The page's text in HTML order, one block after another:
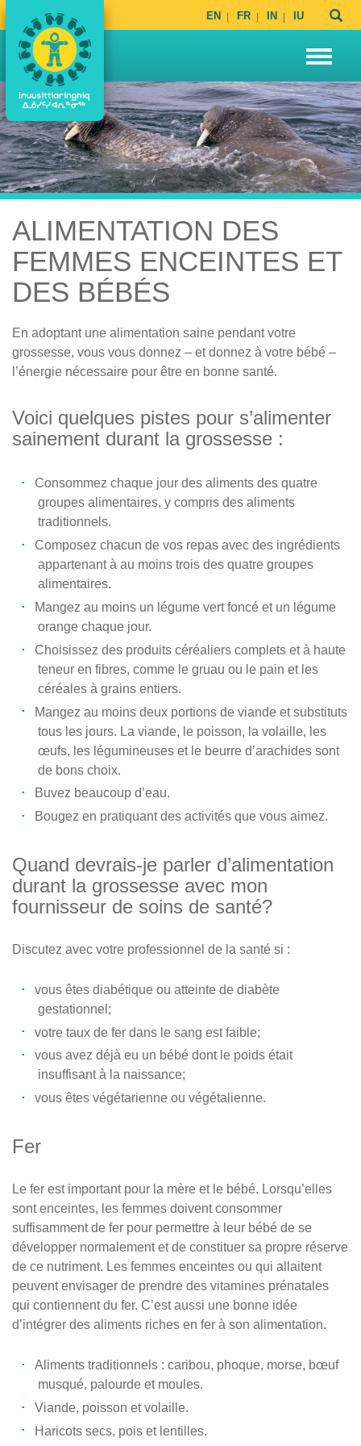
EN FR IN IU
ALIMENTATION DES
FEMMES ENCEINTES ET
DES BÉBÉS
En adoptant une alimentation saine pendant votre
grossesse, vous vous donnez – et donnez à votre bébé –
l’énergie nécessaire pour être en bonne santé.
Voici quelques pistes pour s’alimenter
sainement durant la grossesse :
Consommez chaque jour des aliments des quatre
groupes alimentaires, y compris des aliments
traditionnels.
Composez chacun de vos repas avec des ingrédients
appartenant à au moins trois des quatre groupes
alimentaires.
Mangez au moins un légume vert foncé et un légume
orange chaque jour.
Choisissez des produits céréaliers complets et à haute
teneur en fibres, comme le gruau ou le pain et les
céréales à grains entiers.
Mangez au moins deux portions de viande et substituts
tous les jours. La viande, le poisson, la volaille, les
œufs, les légumineuses et le beurre d’arachides sont
de bons choix.
Buvez beaucoup d’eau.
Bougez en pratiquant des activités que vous aimez.
Quand devrais-je parler d’alimentation
durant la grossesse avec mon
fournisseur de soins de santé?
Discutez avec votre professionnel de la santé si :
vous êtes diabétique ou atteinte de diabète
gestationnel;
votre taux de fer dans le sang est faible;
vous avez déjà eu un bébé dont le poids était
insuffisant à la naissance;
vous êtes végétarienne ou végétalienne.
Fer
Le fer est important pour la mère et le bébé. Lorsqu’elles
sont enceintes, les femmes doivent consommer
suffisamment de fer pour permettre à leur bébé de se
développer normalement et de constituer sa propre réserve
de ce nutriment. Les femmes enceintes ou qui allaitent
peuvent envisager de prendre des vitamines prénatales
qui contiennent du fer. C’est aussi une bonne idée
d’intégrer des aliments riches en fer à son alimentation.
Aliments traditionnels : caribou, phoque, morse, bœuf
musqué, palourde et moules.
Viande, poisson et volaille.
Haricots secs, pois et lentilles.